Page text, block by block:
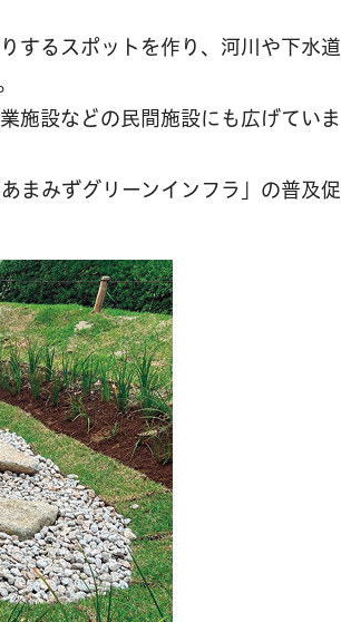
するスポットを作り、河川や下水道
施設などの民間施設にも広げていま
まみずグリーンインフラ」の普及促